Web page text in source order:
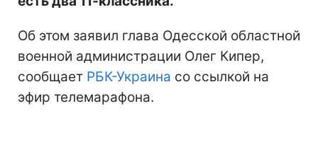
Об этом заявил глава Одесской областной
военной администрации Олег Кипер,
сообщает РБК-Украина со ссылкой на
эфир телемарафона.